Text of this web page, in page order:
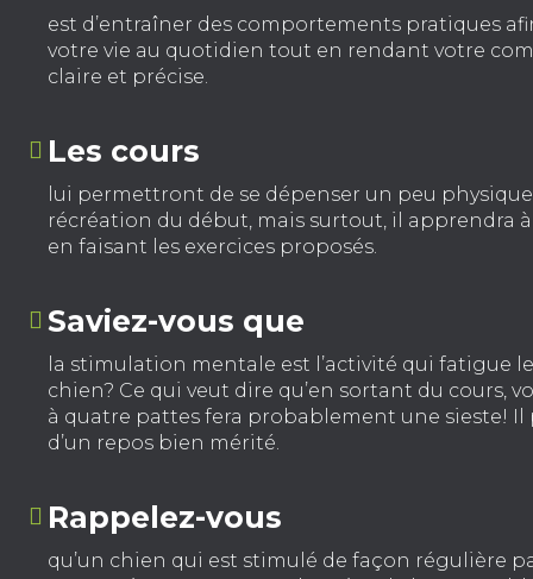
est d’entraîner des comportements pratiques
votre vie au quotidien tout en rendant votre
claire et précise.
Les cours
lui permettront de se dépenser un peu
récréation du début, mais surtout, il apprendra
en faisant les exercices proposés.
Saviez-vous que
la stimulation mentale est l’activité qui fatigue
chien? Ce qui veut dire qu’en sortant du cours,
à quatre pattes fera probablement une sieste! Il
d’un repos bien mérité.
Rappelez-vous
qu’un chien qui est stimulé de façon régulière